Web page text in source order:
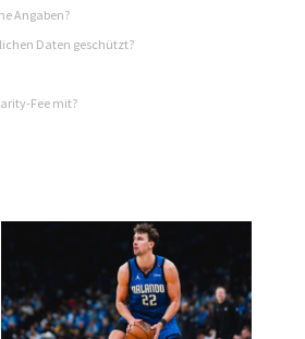
Angaben?
Daten geschützt?
Fee mit?